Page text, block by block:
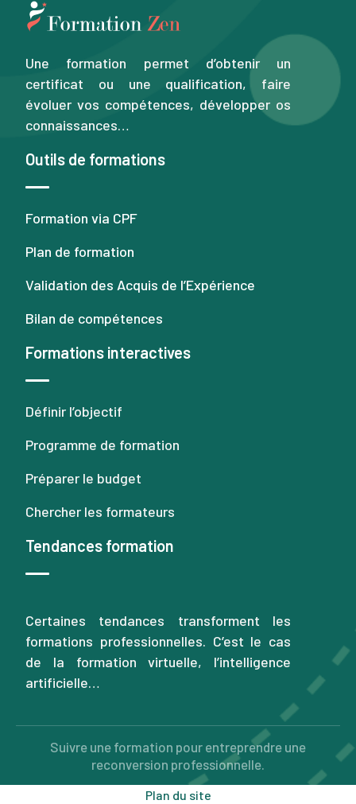
Une formation permet d’obtenir un
certificat ou une qualification, faire
évoluer vos compétences, développer os
connaissances…
Outils de formations
Formation via CPF
Plan de formation
Validation des Acquis de l’Expérience
Bilan de compétences
Formations interactives
Définir l’objectif
Programme de formation
Préparer le budget
Chercher les formateurs
Tendances formation
Certaines tendances transforment les
formations professionnelles. C’est le cas
de la formation virtuelle, l’intelligence
artificielle…
Suivre une formation pour entreprendre une
reconversion professionnelle.
Plan du site